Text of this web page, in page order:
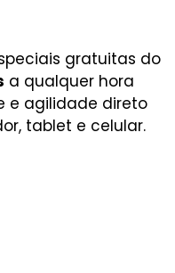
gratuitas do
a qualquer hora
e agilidade direto
tablet e celular.